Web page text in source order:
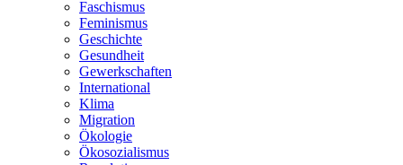
Faschismus
Feminismus
Geschichte
Gesundheit
Gewerkschaften
International
Klima
Migration
Ökologie
Ökosozialismus